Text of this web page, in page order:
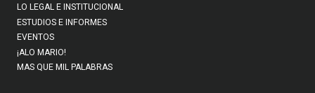
LO LEGAL E INSTITUCIONAL
ESTUDIOS E INFORMES
EVENTOS
¡ALO MARIO!
MAS QUE MIL PALABRAS